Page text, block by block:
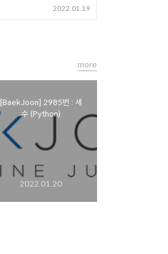
2022.01.19
[BaekJoon] 2985번 : 세
수 (Python)
2022.01.20
more